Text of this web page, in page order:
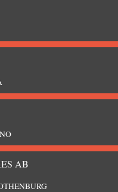
AB